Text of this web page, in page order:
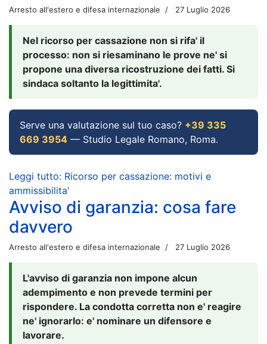
Arresto all'estero e difesa internazionale 27 Luglio 2026
Nel ricorso per cassazione non si rifa' il
processo: non si riesaminano le prove ne' si
propone una diversa ricostruzione dei fatti. Si
sindaca soltanto la legittimita'.
Serve una valutazione sul tuo caso? +39 335
669 3954 — Studio Legale Romano, Roma.
Leggi tutto: Ricorso per cassazione: motivi e
ammissibilita'
Avviso di garanzia: cosa fare
davvero
Arresto all'estero e difesa internazionale 27 Luglio 2026
L'avviso di garanzia non impone alcun
adempimento e non prevede termini per
rispondere. La condotta corretta non e' reagire
ne' ignorarlo: e' nominare un difensore e
lavorare.